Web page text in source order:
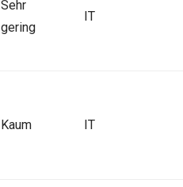
Sehr
gering
IT
Kaum IT